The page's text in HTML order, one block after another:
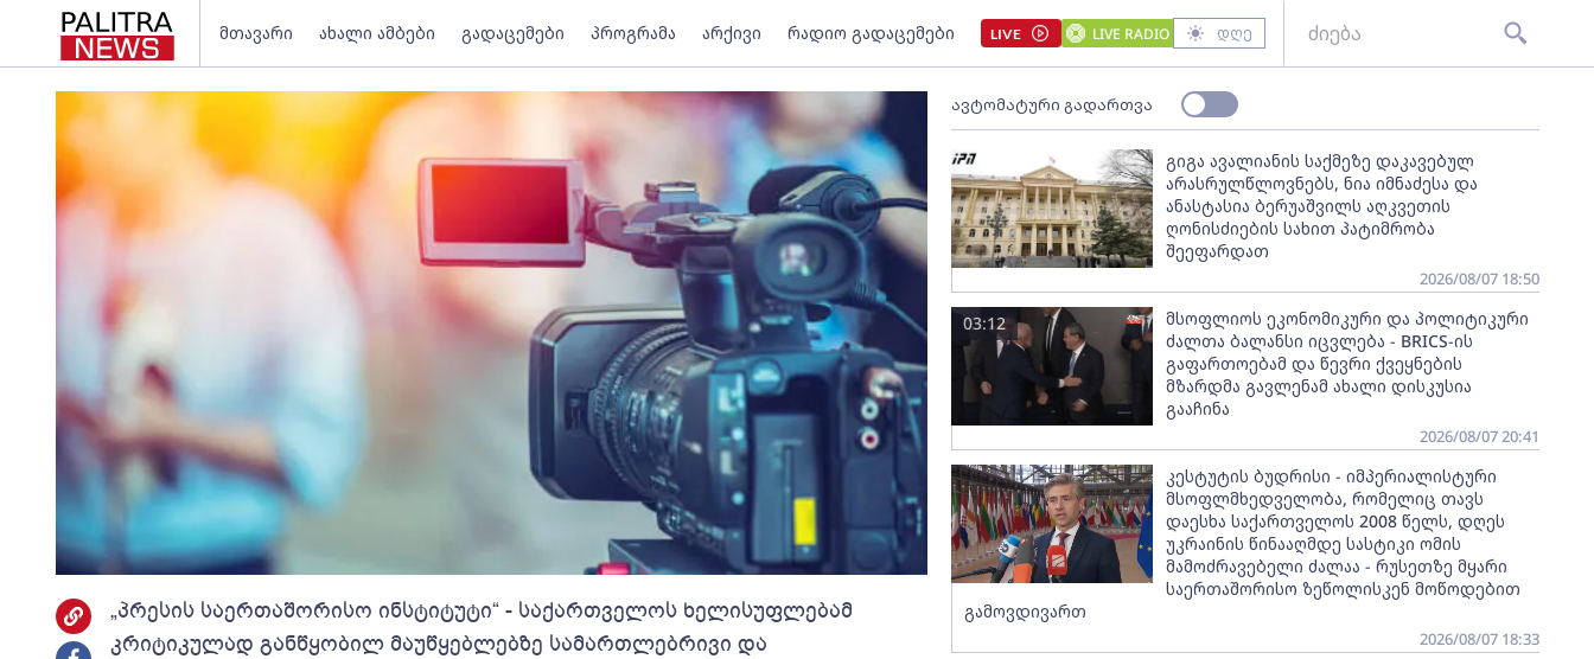
მთავარი ახალი ამბები გადაცემები პროგრამა არქივი რადიო გადაცემები LIVE LIVE RADIO დღე
„პრესის საერთაშორისო ინსტიტუტი“ - საქართველოს ხელისუფლებამ
კრიტიკულად განწყობილ მაუწყებლებზე სამართლებრივი და
ავტომატური გადართვა
გიგა ავალიანის საქმეზე დაკავებულ
არასრულწლოვნებს, ნია იმნაძესა და
ანასტასია ბერუაშვილს აღკვეთის
ღონისძიების სახით პატიმრობა
შეეფარდათ
2026/08/07 18:50
მსოფლიოს ეკონომიკური და პოლიტიკური
ძალთა ბალანსი იცვლება - BRICS-ის
გაფართოებამ და წევრი ქვეყნების
მზარდმა გავლენამ ახალი დისკუსია
გააჩინა
03:12
2026/08/07 20:41
კესტუტის ბუდრისი - იმპერიალისტური
მსოფლმხედველობა, რომელიც თავს
დაესხა საქართველოს 2008 წელს, დღეს
უკრაინის წინააღმდე სასტიკი ომის
მამოძრავებელი ძალაა - რუსეთზე მყარი
საერთაშორისო ზეწოლისკენ მოწოდებით
გამოვდივართ
2026/08/07 18:33